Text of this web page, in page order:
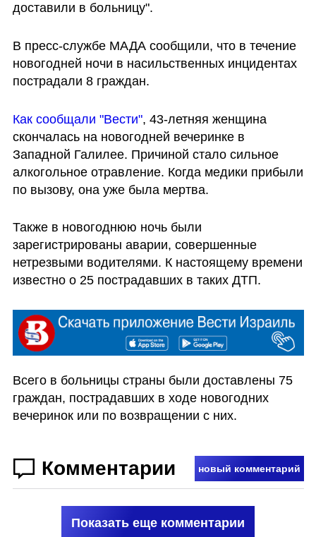
доставили в больницу".
В пресс-службе МАДА сообщили, что в течение
новогодней ночи в насильственных инцидентах
пострадали 8 граждан.
Как сообщали "Вести", 43-летняя женщина
скончалась на новогодней вечеринке в
Западной Галилее. Причиной стало сильное
алкогольное отравление. Когда медики прибыли
по вызову, она уже была мертва.
Также в новогоднюю ночь были
зарегистрированы аварии, совершенные
нетрезвыми водителями. К настоящему времени
известно о 25 пострадавших в таких ДТП.
Всего в больницы страны были доставлены 75
граждан, пострадавших в ходе новогодних
вечеринок или по возвращении с них.
Комментарии новый комментарий
Показать еще комментарии